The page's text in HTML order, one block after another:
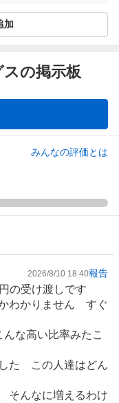
加
の掲示板
みんなの評価とは
2026/8/10 18:40報告
の受け渡しです
わかりません すぐ
な高い比率みたこ
た この人達はどん
そんなに増えるわけ